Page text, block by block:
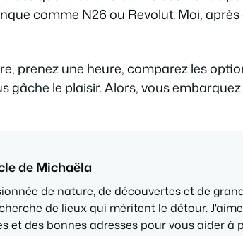
comme N26 ou Revolut. Moi,
prenez une heure, comparez les
gâche le plaisir. Alors, vous
de Michaëla
de nature, de découvertes et de
de lieux qui méritent le détour.
et des bonnes adresses pour vous aider à